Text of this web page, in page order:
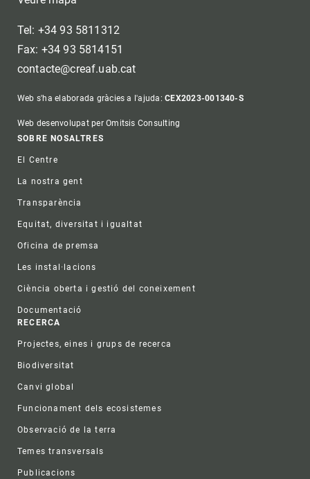
Tel: +34 93 5811312
Fax: +34 93 5814151
contacte@creaf.uab.cat
Web s'ha elaborada gràcies a l'ajuda:CEX2023-001340-S
Web desenvolupat per Omitsis Consulting
Footer
SOBRE NOSALTRES
El Centre
La nostra gent
Transparència
Equitat, diversitat i igualtat
Oficina de premsa
Les instal·lacions
Ciència oberta i gestió del coneixement
Documentació
RECERCA
Projectes, eines i grups de recerca
Biodiversitat
Canvi global
Funcionament dels ecosistemes
Observació de la terra
Temes transversals
Publicacions